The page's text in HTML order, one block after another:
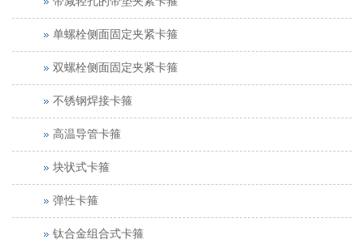
单螺栓侧面固定夹紧卡箍
双螺栓侧面固定夹紧卡箍
不锈钢焊接卡箍
高温导管卡箍
块状式卡箍
弹性卡箍
钛合金组合式卡箍